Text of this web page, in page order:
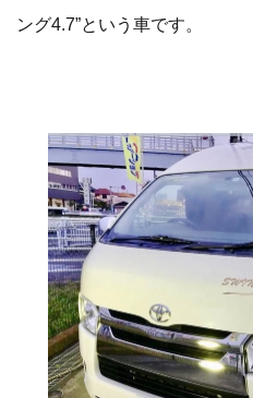
ング4.7”という車です。